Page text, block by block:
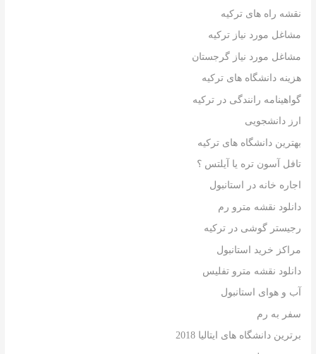
نقشه راه های ترکیه
مشاغل مورد نیاز ترکیه
مشاغل مورد نیاز گرجستان
هزینه دانشگاه های ترکیه
گواهینامه رانندگی در ترکیه
ارز دانشجویی
بهترین دانشگاه های ترکیه
تافل آسون تره یا آیلتس ؟
اجاره خانه در استانبول
دانلود نقشه مترو رم
رجیستر گوشی در ترکیه
مراکز خرید استانبول
دانلود نقشه مترو تفلیس
آب و هوای استانبول
سفر به رم
برترین دانشگاه های ایتالیا 2018